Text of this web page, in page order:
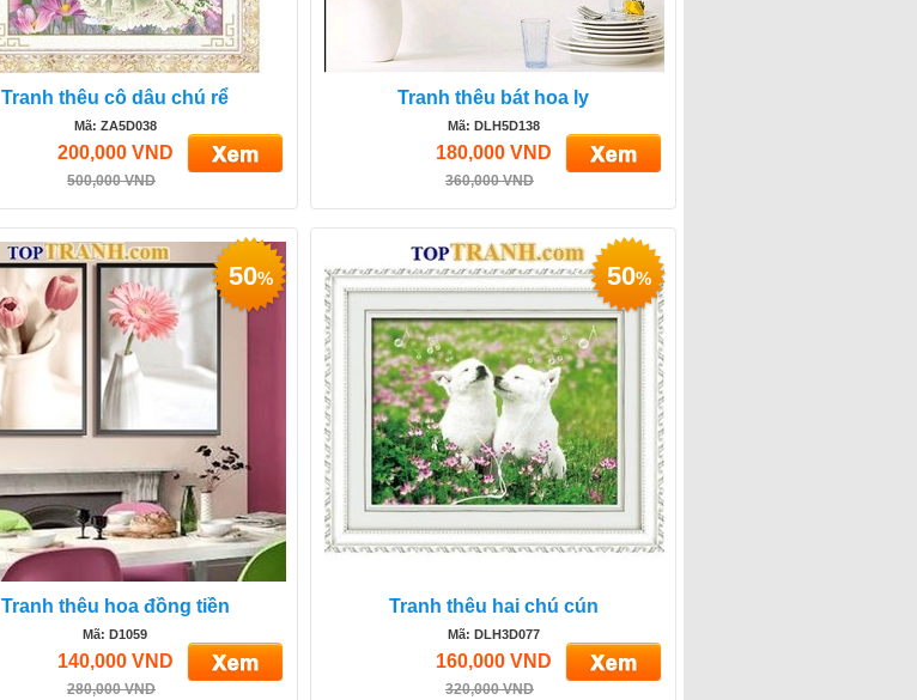
Tranh thêu cô dâu chú rể
Mã: ZA5D038
200,000 VND
500,000 VND
Tranh thêu bát hoa ly
Mã: DLH5D138
180,000 VND
360,000 VND
Tranh thêu hoa đồng tiền
Mã: D1059
140,000 VND
280,000 VND
50%
Tranh thêu hai chú cún
Mã: DLH3D077
160,000 VND
320,000 VND
50%